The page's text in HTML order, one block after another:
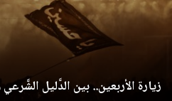
زيارة الأربعين.. بين الدَّليل